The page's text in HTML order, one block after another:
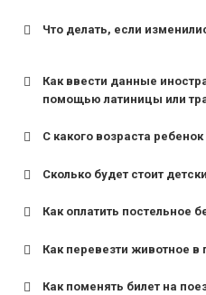
Что делать, если
Как ввести данные
помощью латиницы или
С какого возраста
для поездов дальнего
для пригородных
Сколько будет стоит
Как оплатить постельное
Как перевезти животное в
Как поменять билет на